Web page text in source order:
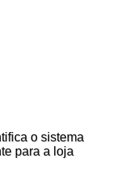
o sistema
para a loja